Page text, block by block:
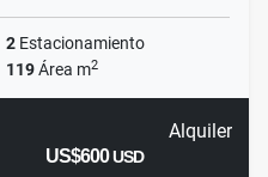
2 Estacionamiento
119Área m2
Alquiler
US$600USD